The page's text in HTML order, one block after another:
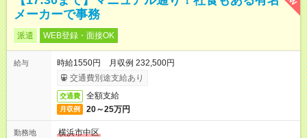
メーカーで事務
派遣 WEB登録・面接OK
給与
時給1550円 月収例 232,500円
交通費別途支給あり
交通費 全額支給
月収例 20～25万円
勤務地
横浜市中区